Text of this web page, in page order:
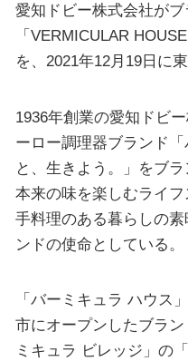
愛知ドビー株式会社が
「VERMICULAR
を、2021年12月19日に
1936年創業の愛知ドビ
ーロー調理器ブランド
と、生きよう。」をブ
本来の味を楽しむライ
手料理のある暮らしの
ンドの使命としている。
「バーミキュラ ハウス
市にオープンしたブラ
ミキュラ ビレッジ」の